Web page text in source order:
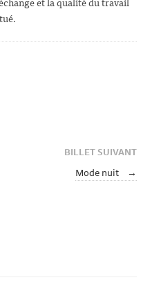
BILLET SUIVANT
Mode nuit →